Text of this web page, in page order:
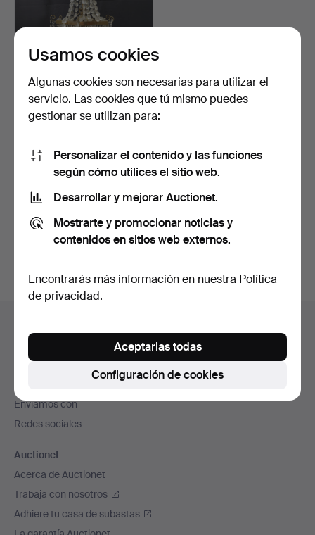
LÁMPARA DE ARAÑA,
alrededor de 1900.
3 días
37 USD
También puedes buscar ennuestro archivo de
subastas concluidas.
en
de
página
Contacta con el servicio de atención al cliente
Todas las casas de subastas
Enviamos con
Redes sociales
Auctionet
Acerca de Auctionet
Trabaja con nosotros
Adhiere tu casa de subastas
Usamos cookies
Algunas cookies son necesarias para utilizar el
servicio. Las cookies que tú mismo puedes
gestionar se utilizan para:
Personalizar el contenido y las funciones
según cómo utilices el sitio web.
Desarrollar y mejorar Auctionet.
Mostrarte y promocionar noticias y
contenidos en sitios web externos.
Encontrarás más información en nuestra Política
de privacidad.
Configuración de cookies
Aceptarlas todas